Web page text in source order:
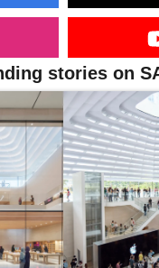
stories on